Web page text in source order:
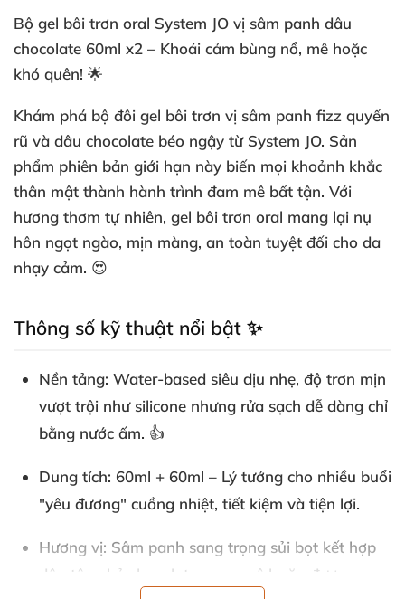
Bộ gel bôi trơn oral System JO vị sâm panh dâu
chocolate 60ml x2 – Khoái cảm bùng nổ, mê hoặc
khó quên! 🌟
Khám phá bộ đôi gel bôi trơn vị sâm panh fizz quyến
rũ và dâu chocolate béo ngậy từ System JO. Sản
phẩm phiên bản giới hạn này biến mọi khoảnh khắc
thân mật thành hành trình đam mê bất tận. Với
hương thơm tự nhiên, gel bôi trơn oral mang lại nụ
hôn ngọt ngào, mịn màng, an toàn tuyệt đối cho da
nhạy cảm. 😍
Thông số kỹ thuật nổi bật ✨
Nền tảng: Water-based siêu dịu nhẹ, độ trơn mịn
vượt trội như silicone nhưng rửa sạch dễ dàng chỉ
bằng nước ấm. 👍
Dung tích: 60ml + 60ml – Lý tưởng cho nhiều buổi
"yêu đương" cuồng nhiệt, tiết kiệm và tiện lợi.
Hương vị: Sâm panh sang trọng sủi bọt kết hợp
dâu tây phủ chocolate ngon mê ly, ăn được